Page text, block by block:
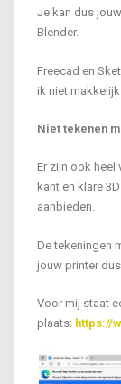
Je kan dus
Blender.
Freecad en
ik niet
Niet tekenen
Er zijn ook heel
kant en klare
aanbieden.
De tekeningen
jouw printer
Voor mij staat
plaats: https://